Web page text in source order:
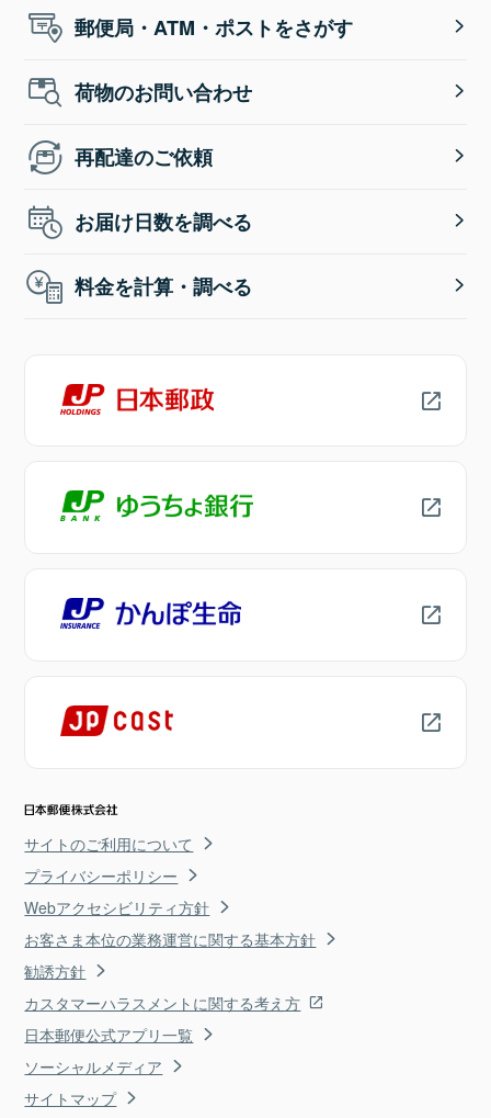
郵便局・ATM・ポストをさがす
荷物のお問い合わせ
再配達のご依頼
お届け日数を調べる
料金を計算・調べる
サイトのご利用について
プライバシーポリシー
Webアクセシビリティ方針
お客さま本位の業務運営に関する基本方針
勧誘方針
カスタマーハラスメントに関する考え方
日本郵便公式アプリ一覧
ソーシャルメディア
サイトマップ